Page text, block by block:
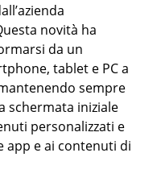
novità ha
da un
tablet e PC a
sempre
schermata iniziale
personalizzati e
app e ai contenuti di